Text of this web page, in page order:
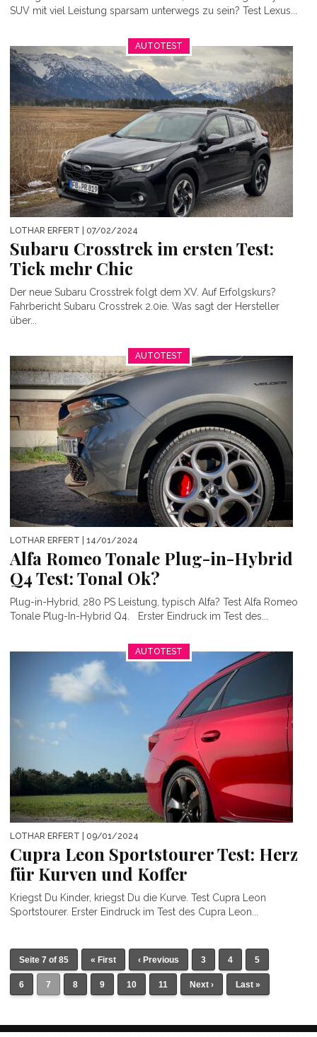
SUV mit viel Leistung sparsam unterwegs zu sein? Test Lexus...
AUTOTEST
LOTHAR ERFERT | 07/02/2024
Subaru Crosstrek im ersten Test:
Tick mehr Chic
Der neue Subaru Crosstrek folgt dem XV. Auf Erfolgskurs?
Fahrbericht Subaru Crosstrek 2.0ie. Was sagt der Hersteller
über...
AUTOTEST
LOTHAR ERFERT | 14/01/2024
Alfa Romeo Tonale Plug-in-Hybrid
Q4 Test: Tonal Ok?
Plug-in-Hybrid, 280 PS Leistung, typisch Alfa? Test Alfa Romeo
Tonale Plug-In-Hybrid Q4. Erster Eindruck im Test des...
AUTOTEST
LOTHAR ERFERT | 09/01/2024
Cupra Leon Sportstourer Test: Herz
für Kurven und Koffer
Kriegst Du Kinder, kriegst Du die Kurve. Test Cupra Leon
Sportstourer. Erster Eindruck im Test des Cupra Leon...
Seite 7 of 85 « First ‹ Previous 3 4 5
6 7 8 9 10 11 Next › Last »